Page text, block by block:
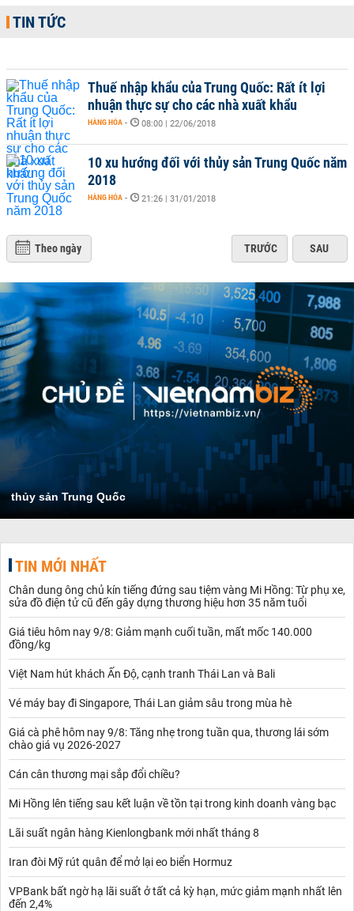
TIN TỨC
Thuế nhập khẩu của Trung Quốc: Rất ít lợi
nhuận thực sự cho các nhà xuất khẩu
HÀNG HÓA - 08:00 | 22/06/2018
10 xu hướng đối với thủy sản Trung Quốc năm
2018
HÀNG HÓA - 21:26 | 31/01/2018
Theo ngày TRƯỚC SAU
thủy sản Trung Quốc
TIN MỚI NHẤT
Chân dung ông chủ kín tiếng đứng sau tiệm vàng Mi Hồng: Từ phụ xe,
sửa đồ điện tử cũ đến gây dựng thương hiệu hơn 35 năm tuổi
Giá tiêu hôm nay 9/8: Giảm mạnh cuối tuần, mất mốc 140.000
đồng/kg
Việt Nam hút khách Ấn Độ, cạnh tranh Thái Lan và Bali
Vé máy bay đi Singapore, Thái Lan giảm sâu trong mùa hè
Giá cà phê hôm nay 9/8: Tăng nhẹ trong tuần qua, thương lái sớm
chào giá vụ 2026-2027
Cán cân thương mại sắp đổi chiều?
Mi Hồng lên tiếng sau kết luận về tồn tại trong kinh doanh vàng bạc
Lãi suất ngân hàng Kienlongbank mới nhất tháng 8
Iran đòi Mỹ rút quân để mở lại eo biển Hormuz
VPBank bất ngờ hạ lãi suất ở tất cả kỳ hạn, mức giảm mạnh nhất lên
đến 2,4%